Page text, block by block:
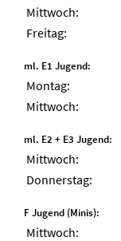
Mittwoch:
Freitag:
ml. E1 Jugend:
Montag:
Mittwoch:
ml. E2 + E3 Jugend:
Mittwoch:
Donnerstag:
F Jugend (Minis):
Mittwoch: